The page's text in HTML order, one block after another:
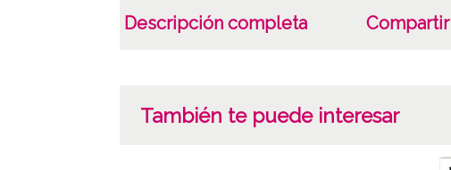
Descripción completa Compartir
También te puede interesar